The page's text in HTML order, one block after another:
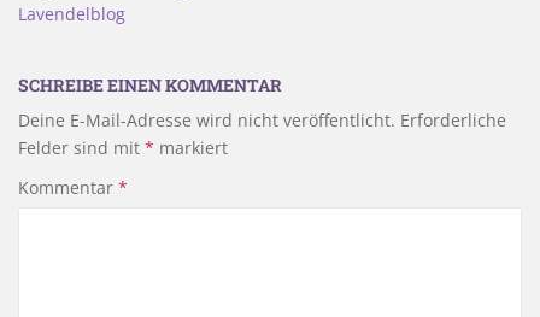
Lavendelblog
SCHREIBE EINEN KOMMENTAR
Deine E-Mail-Adresse wird nicht veröffentlicht. Erforderliche
Felder sind mit * markiert
Kommentar *